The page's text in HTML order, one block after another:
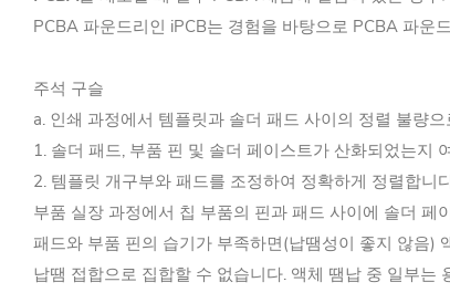
PCBA 파운드리인 iPCB는 경험을 바탕으로 PCBA 파운
주석 구슬
a. 인쇄 과정에서 템플릿과 솔더 패드 사이의 정렬 불량
1. 솔더 패드, 부품 핀 및 솔더 페이스트가 산화되었는지
2. 템플릿 개구부와 패드를 조정하여 정확하게 정렬합니
부품 실장 과정에서 칩 부품의 핀과 패드 사이에 솔더 페
패드와 부품 핀의 습기가 부족하면(납땜성이 좋지 않음)
납땜 접합으로 집합할 수 없습니다. 액체 땜납 중 일부는